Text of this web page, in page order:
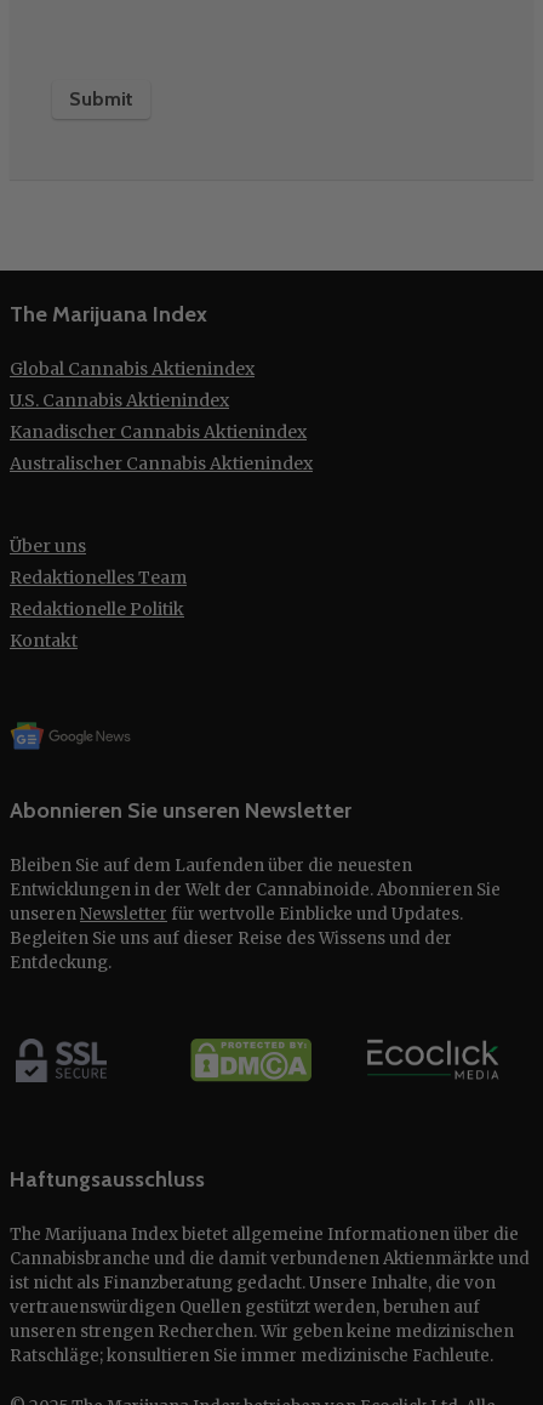
The Marijuana Index
Global Cannabis Aktienindex
U.S. Cannabis Aktienindex
Kanadischer Cannabis Aktienindex
Australischer Cannabis Aktienindex
Über uns
Redaktionelles Team
Redaktionelle Politik
Kontakt
Abonnieren Sie unseren Newsletter
Bleiben Sie auf dem Laufenden über die neuesten
Entwicklungen in der Welt der Cannabinoide. Abonnieren Sie
unserenNewsletter für wertvolle Einblicke und Updates.
Begleiten Sie uns auf dieser Reise des Wissens und der
Entdeckung.
Haftungsausschluss
The Marijuana Index bietet allgemeine Informationen über die
Cannabisbranche und die damit verbundenen Aktienmärkte und
ist nicht als Finanzberatung gedacht. Unsere Inhalte, die von
vertrauenswürdigen Quellen gestützt werden, beruhen auf
unseren strengen Recherchen. Wir geben keine medizinischen
Ratschläge; konsultieren Sie immer medizinische Fachleute.